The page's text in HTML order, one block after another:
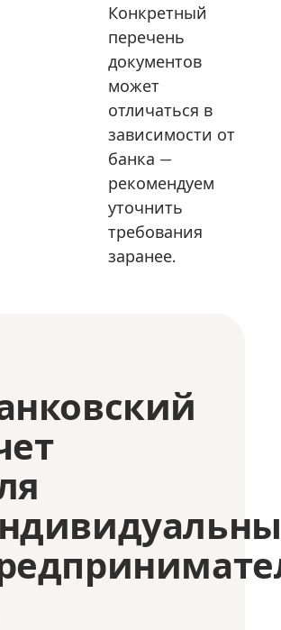
Конкретный
перечень
документов
может
отличаться в
зависимости от
банка —
рекомендуем
уточнить
требования
заранее.